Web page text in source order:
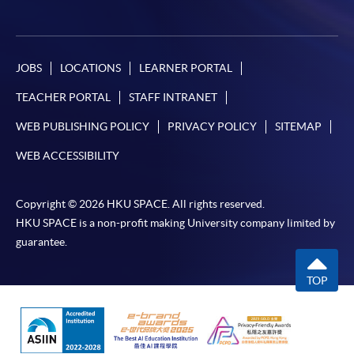
JOBS LOCATIONS LEARNER PORTAL
TEACHER PORTAL STAFF INTRANET
WEB PUBLISHING POLICY PRIVACY POLICY SITEMAP
WEB ACCESSIBILITY
Copyright © 2026 HKU SPACE. All rights reserved.
HKU SPACE is a non-profit making University company limited by
guarantee.
TOP